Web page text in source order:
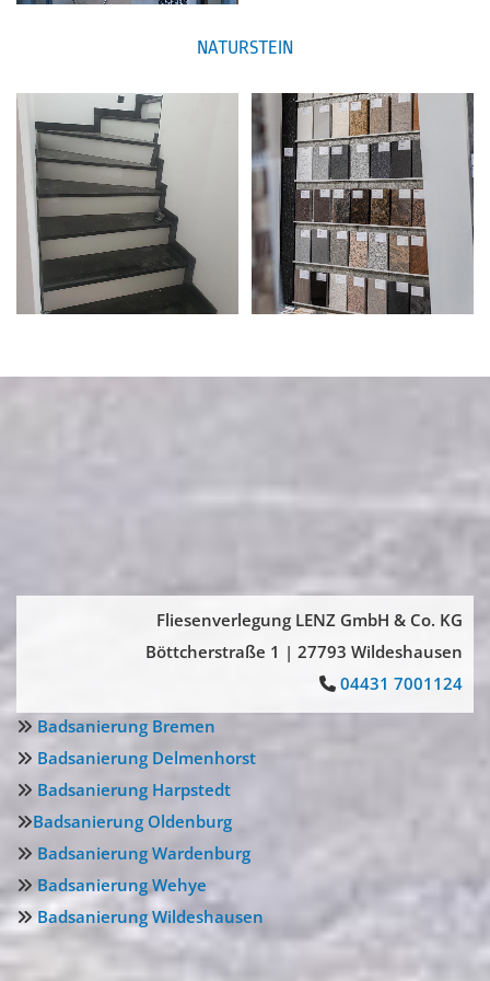
NATURSTEIN
Fliesenverlegung LENZ GmbH & Co. KG
Böttcherstraße 1 | 27793 Wildeshausen
 04431 7001124
 Badsanierung Bremen
 Badsanierung Delmenhorst
 Badsanierung Harpstedt
Badsanierung Oldenburg
 Badsanierung Wardenburg
 Badsanierung Wehye
 Badsanierung Wildeshausen